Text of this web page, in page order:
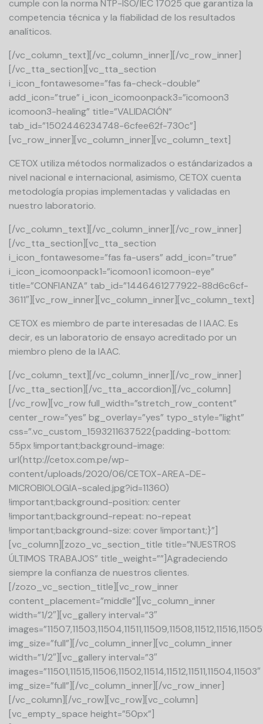
cumple con la norma NTP-ISO/IEC 17025 que garantiza la
competencia técnica y la fiabilidad de los resultados
analíticos.
[/vc_column_text][/vc_column_inner][/vc_row_inner]
[/vc_tta_section][vc_tta_section
i_icon_fontawesome=”fas fa-check-double”
add_icon=”true” i_icon_icomoonpack3=”icomoon3
icomoon3-healing” title=”VALIDACIÓN”
tab_id=”1502446234748-6cfee62f-730c”]
[vc_row_inner][vc_column_inner][vc_column_text]
CETOX utiliza métodos normalizados o estándarizados a
nivel nacional e internacional, asimismo, CETOX cuenta
metodología propias implementadas y validadas en
nuestro laboratorio.
[/vc_column_text][/vc_column_inner][/vc_row_inner]
[/vc_tta_section][vc_tta_section
i_icon_fontawesome=”fas fa-users” add_icon=”true”
i_icon_icomoonpack1=”icomoon1 icomoon-eye”
title=”CONFIANZA” tab_id=”1446461277922-88d6c6cf-
3611″][vc_row_inner][vc_column_inner][vc_column_text]
CETOX es miembro de parte interesadas de l IAAC. Es
decir, es un laboratorio de ensayo acreditado por un
miembro pleno de la IAAC.
[/vc_column_text][/vc_column_inner][/vc_row_inner]
[/vc_tta_section][/vc_tta_accordion][/vc_column]
[/vc_row][vc_row full_width=”stretch_row_content”
center_row=”yes” bg_overlay=”yes” typo_style=”light”
css=”.vc_custom_1593211637522{padding-bottom:
55px !important;background-image:
url(http://cetox.com.pe/wp-
content/uploads/2020/06/CETOX-AREA-DE-
MICROBIOLOGIA-scaled.jpg?id=11360)
!important;background-position: center
!important;background-repeat: no-repeat
!important;background-size: cover !important;}”]
[vc_column][zozo_vc_section_title title=”NUESTROS
ÚLTIMOS TRABAJOS” title_weight=””]Agradeciendo
siempre la confianza de nuestros clientes.
[/zozo_vc_section_title][vc_row_inner
content_placement=”middle”][vc_column_inner
width=”1/2″][vc_gallery interval=”3″
img_size=”full”][/vc_column_inner][vc_column_inner
width=”1/2″][vc_gallery interval=”3″
images=”11501,11515,11506,11502,11514,11512,11511,11504,11503″
img_size=”full”][/vc_column_inner][/vc_row_inner]
[/vc_column][/vc_row][vc_row][vc_column]
[vc_empty_space height=”50px”]